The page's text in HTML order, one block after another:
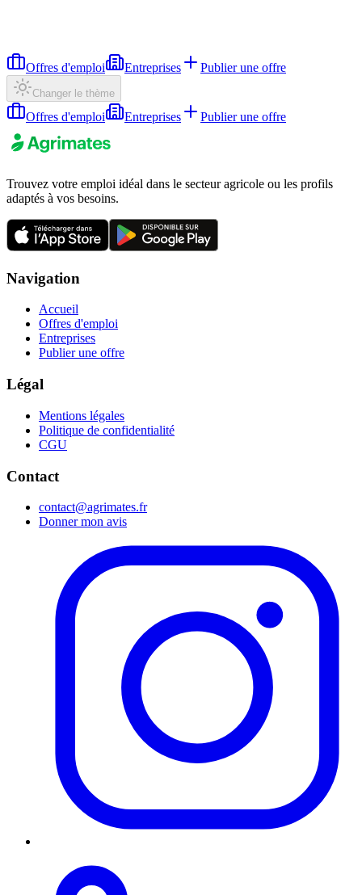
Offres d'emploi Entreprises Publier une offre
Changer le thème
Offres d'emploi Entreprises Publier une offre
Trouvez votre emploi idéal dans le secteur agricole ou les profils
adaptés à vos besoins.
Navigation
Accueil
Offres d'emploi
Entreprises
Publier une offre
Légal
Mentions légales
Politique de confidentialité
CGU
Contact
contact@agrimates.fr
Donner mon avis